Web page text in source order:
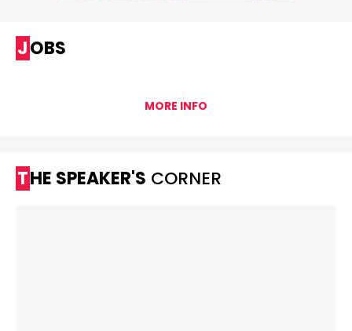
JOBS
MORE INFO
THE SPEAKER'S CORNER